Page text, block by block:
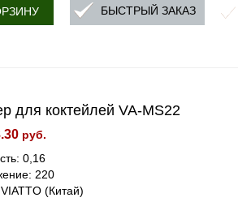
БЫСТРЫЙ ЗАКАЗ
для коктейлей VA-MS22
руб.
0,16
220
(Китай)